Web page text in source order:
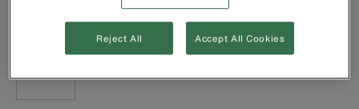
Reject All Accept All Cookies